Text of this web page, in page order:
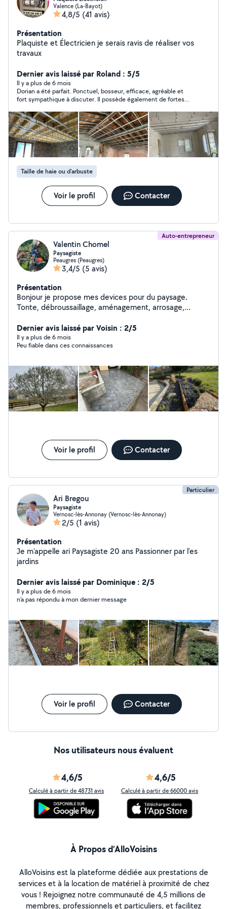
Valence (La-Bayot)
4,8/5 (41 avis)
Présentation
Plaquiste et Électricien je serais ravis de réaliser vos
travaux
Dernier avis laissé par Roland : 5/5
Il y a plus de 6 mois
Dorian a été parfait. Ponctuel, bosseur, efficace, agréable et
fort sympathique à discuter. Il possède également de fortes
tomber souvent sur de bonnes personnes <3
Taille de haie ou d'arbuste
Voir le profil Contacter
Auto-entrepreneur
Valentin Chomel
Paysagiste
Peaugres (Peaugres)
3,4/5 (5 avis)
Présentation
Bonjour je propose mes devices pour du paysage.
Tonte, débroussaillage, aménagement, arrosage,
arbres
Dernier avis laissé par Voisin : 2/5
Il y a plus de 6 mois
Peu fiable dans ces connaissances
Voir le profil Contacter
Particulier
Ari Bregou
Paysagiste
Vernosc-lès-Annonay (Vernosc-lès-Annonay)
2/5 (1 avis)
Présentation
Je m'appelle ari Paysagiste 20 ans Passionner par l'es
jardins
Dernier avis laissé par Dominique : 2/5
Il y a plus de 6 mois
n'a pas répondu à mon dernier message
Voir le profil Contacter
Nos utilisateurs nous évaluent
4,6/5
Calculé à partir de 48731 avis
4,6/5
Calculé à partir de 66000 avis
À Propos d’AlloVoisins
AlloVoisins est la plateforme dédiée aux prestations de
services et à la location de matériel à proximité de chez
vous ! Rejoignez notre communauté de 4,5 millions de
membres, professionnels et particuliers, et facilitez